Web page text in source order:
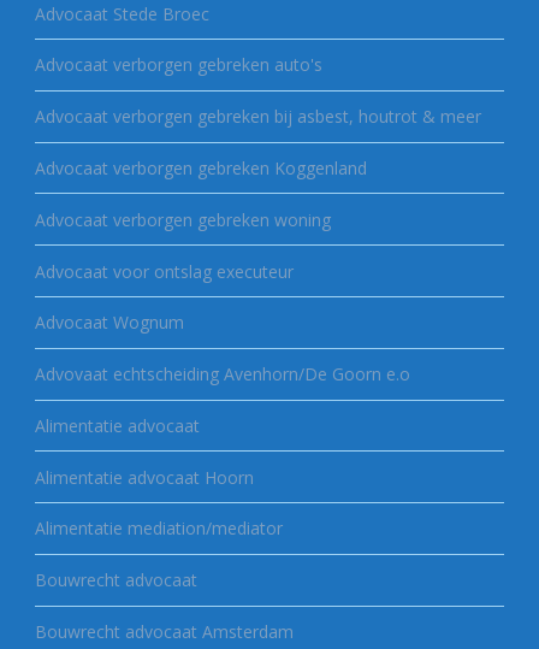
Advocaat Stede Broec
Advocaat verborgen gebreken auto's
Advocaat verborgen gebreken bij asbest, houtrot & meer
Advocaat verborgen gebreken Koggenland
Advocaat verborgen gebreken woning
Advocaat voor ontslag executeur
Advocaat Wognum
Advovaat echtscheiding Avenhorn/De Goorn e.o
Alimentatie advocaat
Alimentatie advocaat Hoorn
Alimentatie mediation/mediator
Bouwrecht advocaat
Bouwrecht advocaat Amsterdam